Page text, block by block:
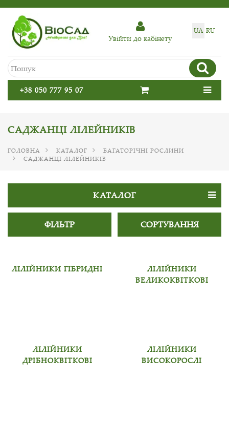
UA RU
Увiйти до кабiнету
+38 050 777 95 07
САДЖАНЦІ ЛІЛЕЙНИКІВ
ГОЛОВНА КАТАЛОГ
БАГАТОРІЧНІ РОСЛИНИ
САДЖАНЦІ ЛІЛЕЙНИКІВ
КАТАЛОГ
ФІЛЬТР СОРТУВАННЯ
ЛІЛІЙНИКИ ГІБРИДНІ
ЛІЛІЙНИКИ
ВЕЛИКОКВІТКОВІ
ЛІЛІЙНИКИ
ДРІБНОКВІТКОВІ
ЛІЛІЙНИКИ
ВИСОКОРОСЛІ